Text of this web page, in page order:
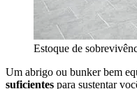
Estoque de
Um abrigo ou bunker bem
suficientes para sustentar